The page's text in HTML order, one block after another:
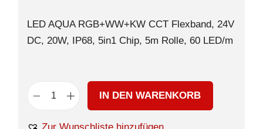
LED AQUA RGB+WW+KW CCT Flexband, 24V
DC, 20W, IP68, 5in1 Chip, 5m Rolle, 60 LED/m
IN DEN WARENKORB